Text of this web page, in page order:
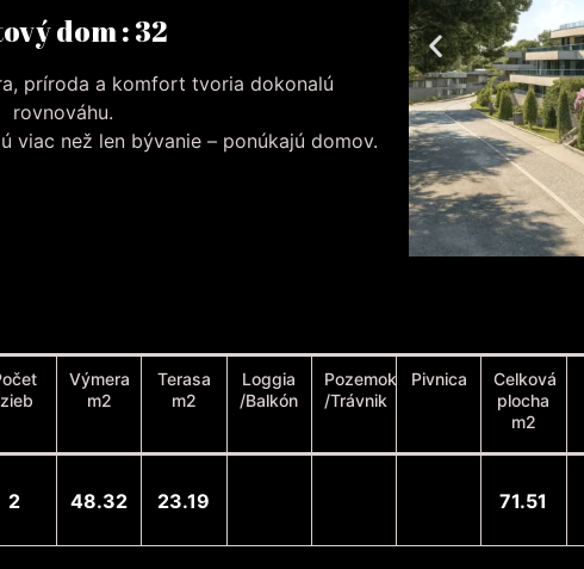
dom : 32
príroda a komfort tvoria dokonalú
rovnováhu.
viac než len bývanie – ponúkajú domov.
Výmera
m2
Terasa
m2
Loggia
/Balkón
Pozemok
/Trávnik
Pivnica
Celková
plocha
m2
2 48.32 23.19 71.51